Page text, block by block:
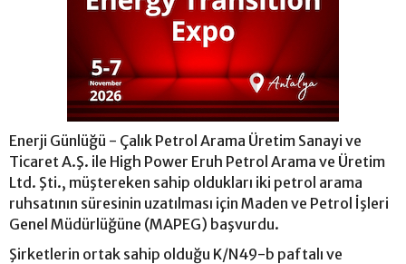
Enerji Günlüğü - Çalık Petrol Arama Üretim Sanayi ve
Ticaret A.Ş. ile High Power Eruh Petrol Arama ve Üretim
Ltd. Şti., müştereken sahip oldukları iki petrol arama
ruhsatının süresinin uzatılması için Maden ve Petrol İşleri
Genel Müdürlüğüne (MAPEG) başvurdu.
Şirketlerin ortak sahip olduğu K/N49-b paftalı ve